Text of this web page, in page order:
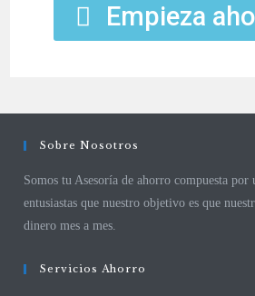
Empieza
Sobre Nosotros
Somos tu Asesoría de ahorro compuesta por
entusiastas que nuestro objetivo es que
dinero mes a mes.
Servicios Ahorro